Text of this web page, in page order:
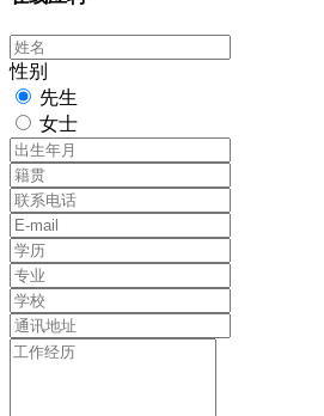
性别
先生
女士